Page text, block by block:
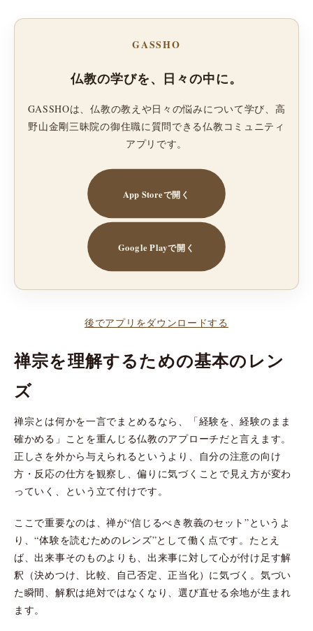
GASSHO
仏教の学びを、日々の中に。
GASSHOは、仏教の教えや日々の悩みについて学び、高
野山金剛三昧院の御住職に質問できる仏教コミュニティ
アプリです。
App Storeで開く
Google Playで開く
後でアプリをダウンロードする
禅宗を理解するための基本のレン
ズ
禅宗とは何かを一言でまとめるなら、「経験を、経験のまま
確かめる」ことを重んじる仏教のアプローチだと言えます。
正しさを外から与えられるというより、自分の注意の向け
方・反応の仕方を観察し、偏りに気づくことで見え方が変わ
っていく、という立て付けです。
ここで重要なのは、禅が“信じるべき教義のセット”というよ
り、“体験を読むためのレンズ”として働く点です。たとえ
ば、出来事そのものよりも、出来事に対して心が付け足す解
釈（決めつけ、比較、自己否定、正当化）に気づく。気づい
た瞬間、解釈は絶対ではなくなり、選び直せる余地が生まれ
ます。